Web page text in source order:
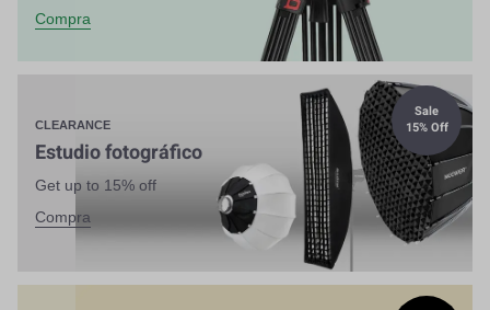
Compra
CLEARANCE
Estudio fotográfico
Get up to 15% off
Compra
Sale
15% Off